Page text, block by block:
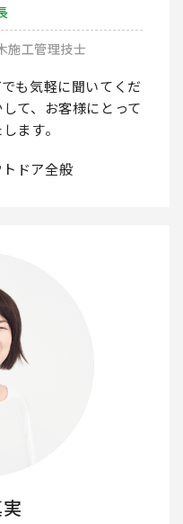
施工管理技士
も気軽に聞いてくだ
て、お客様にとって
ます。
ドア全般